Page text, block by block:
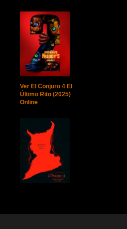
Ver El Conjuro 4 El
Último Rito (2025)
Online